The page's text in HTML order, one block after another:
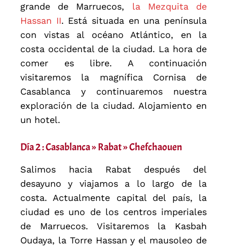
grande de Marruecos, la Mezquita de
Hassan II. Está situada en una península
con vistas al océano Atlántico, en la
costa occidental de la ciudad. La hora de
comer es libre. A continuación
visitaremos la magnífica Cornisa de
Casablanca y continuaremos nuestra
exploración de la ciudad. Alojamiento en
un hotel.
Día 2 : Casablanca » Rabat » Chefchaouen
Salimos hacia Rabat después del
desayuno y viajamos a lo largo de la
costa. Actualmente capital del país, la
ciudad es uno de los centros imperiales
de Marruecos. Visitaremos la Kasbah
Oudaya, la Torre Hassan y el mausoleo de